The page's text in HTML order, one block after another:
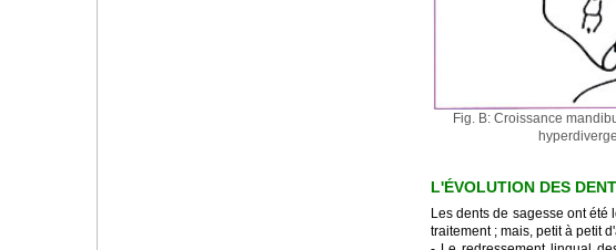
Fig. B: Croissance
L'ÉVOLUTION DES
Les dents de sagesse ont
traitement ; mais, petit à petit